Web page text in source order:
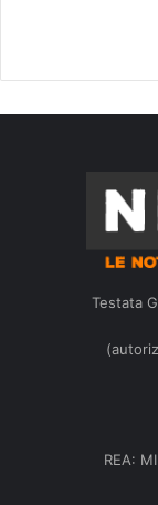
Testata
REA: